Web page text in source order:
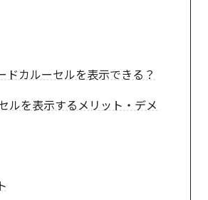
ドカルーセルを表示できる？
ルを表示するメリット・デメ